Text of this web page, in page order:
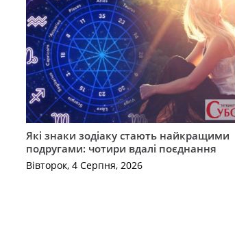
Які знаки зодіаку стають найкращими
подругами: чотири вдалі поєднання
Вівторок, 4 Серпня, 2026